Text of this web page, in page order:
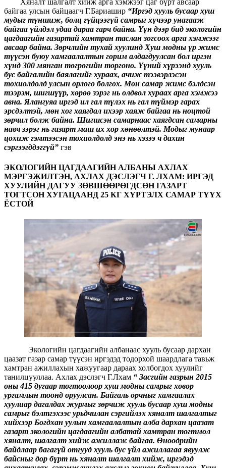
Хяналт шалгалт хийж арга хэмжээг цаг бүрт авсаар
байгаа улсын байцаагч Г.Бариашир “Иргэд хууль бусаар хуш
мудыг түншиж, болц гүйцээгүй самрыг хүчээр унагааж
байгаа үйлдэл удаа дараа гарч байна. Үүн дээр бид экологийн
цагдаагийн газартай хамтран таслан зогсоох арга хэмжээг
авсаар байна. Зөрчлийн тухай хуулинд Хуш модны үр жимс
түүсэн буюу хамгаалалтын горим алдагдуулсан бол иргэн
хүнд 300 мянган төгрөгийн торгоно. Үүний хүрээнд хууль
бус байгалийн баялагийг хураах, ачиж тээвэрлэсэн
тохиолдолд улсын орлого болгох. Мөн самар жимс бэлдсэн
тээрэм, шигшүүр, хөрөө зэрэг нь олдвол хураах арга хэмжээ
авна. Ялангуяа иргэд ил гал түлэх нь гал түймэр гарах
эрсдэлтэй, мөн хог хаягдал ихээр хаяж байгаа нь ноцтой
зөрчил болж байна. Шигшсэн самарнаас хаягдсан самарны
навч зэрэг нь газарт маш их хор хөнөөлтэй. Модыг мунаар
цохиж гэмтээсэн тохиолдолд энэ нь хэзээ ч дахин
сэргээгддэггүй” гэв
ЭКОЛОГИЙН ЦАГДААГИЙН АЛБАНЫ АХЛАХ
МЭРГЭЖИЛТЭН, АХЛАХ ДЭСЛЭГЧ Г. ЛХАМ: ИРГЭД
ХУУЛИЙН ДАГУУ ЗӨВШӨӨРӨГДСӨН ГАЗАРТ
ТОГТСОН ХУГАЦААНД 25 КГ ХҮРТЭЛХ САМАР ТҮҮХ
ЁСТОЙ
Экологийн цагдаагийн албанаас хууль бусаар дархан
цаазат газар самар түүсэн иргэдэд тодорхой шаардлага тавьж
хамтран ажиллахын хажуугаар дараах холбогдох хуулийг
танилцууллаа. Ахлах дэслэгч Г.Лхам “ Засгийн газрын 2015
оны 415 дугаар тогтоолоор хуш модны самрыг ховор
ургамлын тоонд оруулсан. Байгаль орчныг хамгаалах
хуулиар дагалдах журмыг зөрчиж хууль бусаар хуш модны
самрыг бэлтгэхээс урьдчилан сэргийлэх хяналт шалгалтыг
хийхээр Богдхан уулын хамгаалалтын алба дархан цаазат
газарт экологийн цагдаагийн албатай хамтран тогтмол
хяналт, шалгалт хийж ажиллаж байгаа. Өнөөдрийн
байдлаар багагүй отгууд хууль бус үйл ажиллагаа явуулж
байсныг дор бүрт нь хяналт шалгалт хийж, иргэдэд